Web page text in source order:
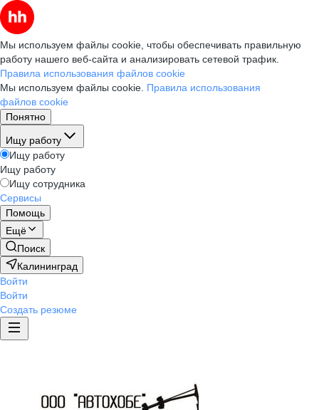
Мы используем файлы cookie, чтобы обеспечивать правильную
работу нашего веб-сайта и анализировать сетевой трафик.
Правила использования файлов cookie
Мы используем файлы cookie. Правила использования
файлов cookie
Понятно
Ищу работу
Ищу работу
Ищу работу
Ищу сотрудника
Сервисы
Помощь
Ещё
Поиск
Калининград
Войти
Войти
Создать резюме